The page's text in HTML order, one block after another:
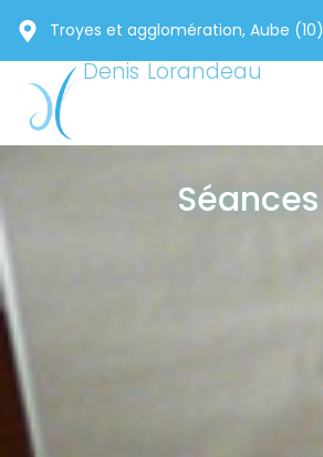
Troyes et agglomération, Aube (10)
Denis Lorandeau
Séances